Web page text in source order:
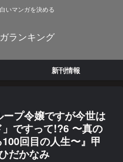
いマンガを決める
ランキング
新刊情報
ープ令嬢ですが今世は
」ですって!?6 〜真の
回目の人生〜』甲
だかなみ